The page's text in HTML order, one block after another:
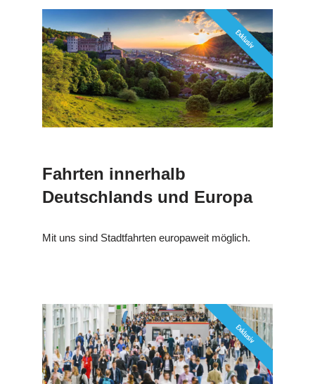
Fahrten innerhalb
Deutschlands und Europa
Mit uns sind Stadtfahrten europaweit möglich.